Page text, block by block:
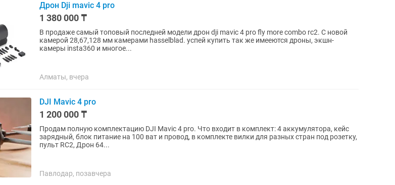
Дрон Dji mavic 4 pro
1 380 000 ₸
В продаже самый топовый последней модели дрон dji mavic 4 pro fly more combo rc2. С новой
камерой 28,67,128 мм камерами hasselblad. успей купить так же имееются дроны, экшн-
камеры insta360 и многое...
Алматы, вчера
DJI Mavic 4 pro
1 200 000 ₸
Продам полную комплектацию DJI Mavic 4 pro. Что входит в комплект: 4 аккумулятора, кейс
зарядный, блок питание на 100 ват и провод, в комплекте вилки для разных стран под розетку,
пульт RC2, Дрон 64...
Павлодар, позавчера